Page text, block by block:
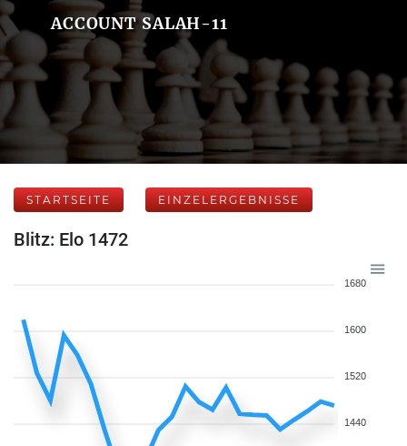
ACCOUNT SALAH-11
STARTSEITE EINZELERGEBNISSE
Blitz: Elo 1472
1680
1600
1520
1440